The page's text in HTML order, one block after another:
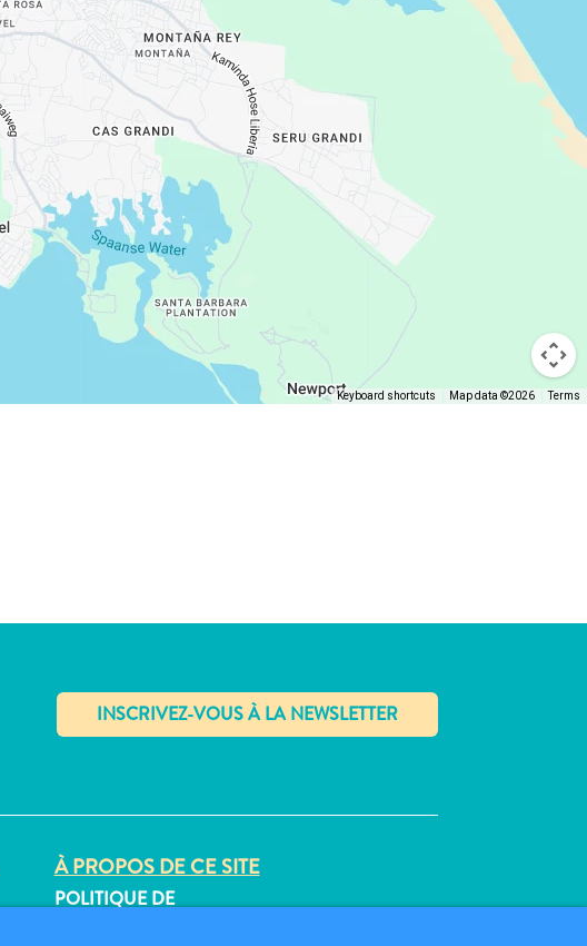
Keyboard shortcuts Map data ©2026 Terms
✕
À PROPOS DE CE SITE
POLITIQUE DE